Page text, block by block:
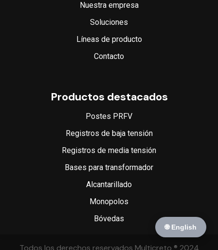
Nuestra empresa
Soluciones
Líneas de producto
Contacto
Productos destacados
Postes PRFV
Registros de baja tensión
Registros de media tensión
Bases para transformador
Alcantarillado
Monopolos
Bóvedas
Todos los derechos reservados Multicreto ® 2024
🌐 English